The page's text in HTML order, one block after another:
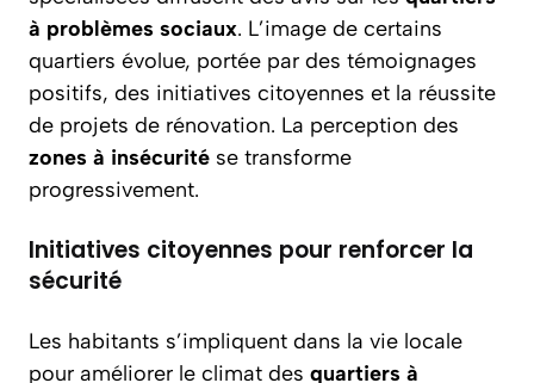
à problèmes sociaux. L’image de certains
quartiers évolue, portée par des témoignages
positifs, des initiatives citoyennes et la réussite
de projets de rénovation. La perception des
zones à insécurité se transforme
progressivement.
Initiatives citoyennes pour renforcer la
sécurité
Les habitants s’impliquent dans la vie locale
pour améliorer le climat des quartiers à